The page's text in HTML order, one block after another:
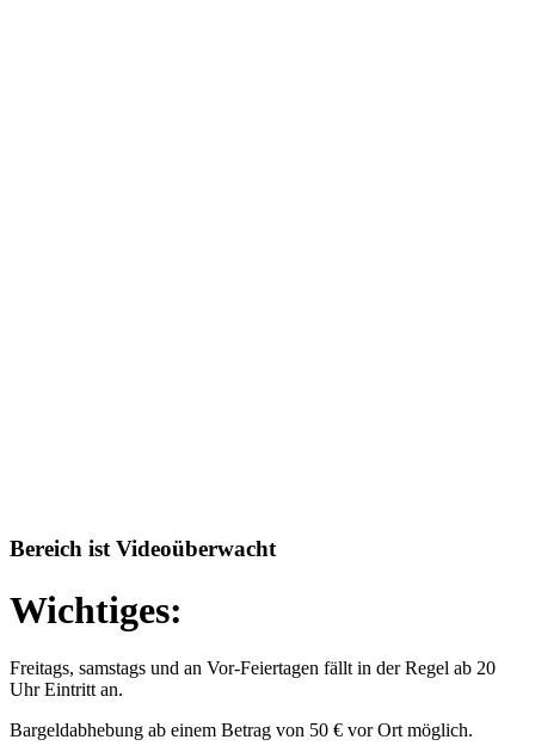
Bereich ist Videoüberwacht
Wichtiges:
Freitags, samstags und an Vor-Feiertagen fällt in der Regel ab 20
Uhr Eintritt an.
Bargeldabhebung ab einem Betrag von 50 € vor Ort möglich.